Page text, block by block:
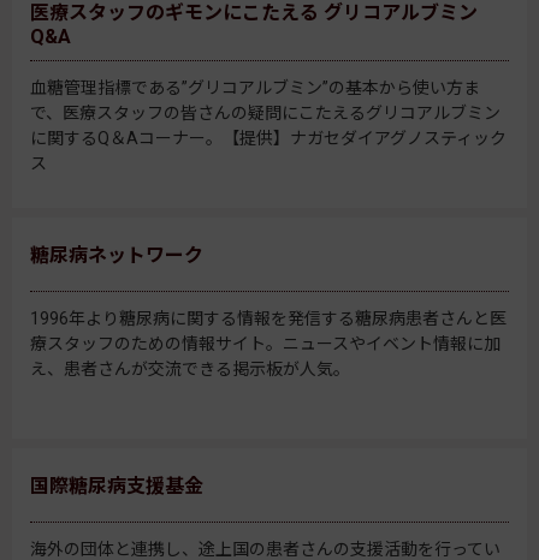
医療スタッフのギモンにこたえる グリコアルブミン
Q&A
血糖管理指標である”グリコアルブミン”の基本から使い方ま
で、医療スタッフの皆さんの疑問にこたえるグリコアルブミン
に関するQ＆Aコーナー。【提供】ナガセダイアグノスティック
ス
糖尿病ネットワーク
1996年より糖尿病に関する情報を発信する糖尿病患者さんと医
療スタッフのための情報サイト。ニュースやイベント情報に加
え、患者さんが交流できる掲示板が人気。
国際糖尿病支援基金
海外の団体と連携し、途上国の患者さんの支援活動を行ってい